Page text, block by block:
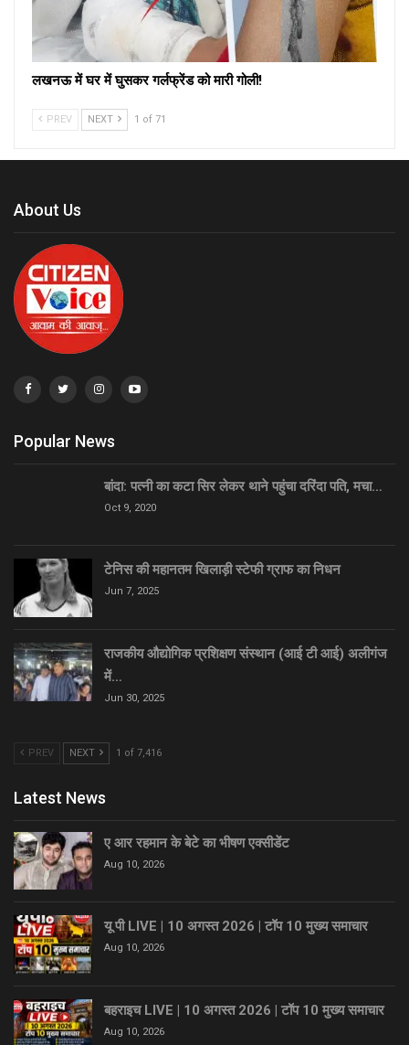
लखनऊ में घर में घुसकर गर्लफ्रेंड को मारी गोली!
PREV NEXT 1 of 71
About Us
Popular News
बांदा: पत्नी का कटा सिर लेकर थाने पहुंचा दरिंदा पति, मचा…
Oct 9, 2020
टेनिस की महानतम खिलाड़ी स्टेफी ग्राफ का निधन
Jun 7, 2025
राजकीय औद्योगिक प्रशिक्षण संस्थान (आई टी आई) अलीगंज
में…
Jun 30, 2025
PREV NEXT 1 of 7,416
Latest News
ए आर रहमान के बेटे का भीषण एक्सीडेंट
Aug 10, 2026
यू पी LIVE | 10 अगस्त 2026 | टॉप 10 मुख्य समाचार
Aug 10, 2026
बहराइच LIVE | 10 अगस्त 2026 | टॉप 10 मुख्य समाचार
Aug 10, 2026